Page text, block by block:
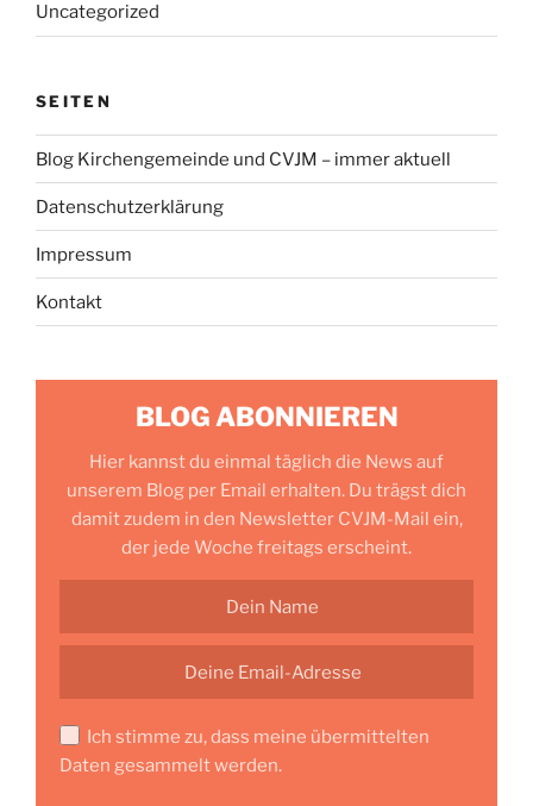
Uncategorized
SEITEN
Blog Kirchengemeinde und CVJM – immer aktuell
Datenschutzerklärung
Impressum
Kontakt
BLOG ABONNIEREN
Hier kannst du einmal täglich die News auf
unserem Blog per Email erhalten. Du trägst dich
damit zudem in den Newsletter CVJM-Mail ein,
der jede Woche freitags erscheint.
Ich stimme zu, dass meine übermittelten
Daten gesammelt werden.